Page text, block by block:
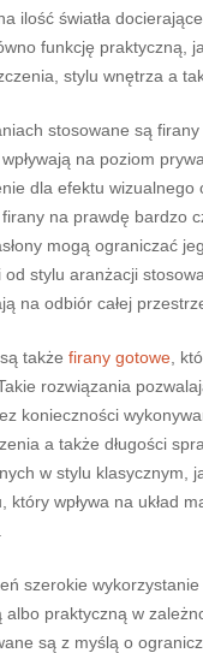
ilość światła
funkcję praktyczną,
stylu wnętrza a
stosowane są
na poziom
dla efektu wizualnego
na prawdę bardzo
mogą ograniczać
stylu aranżacji
na odbiór całej
także firany gotowe ,
rozwiązania
konieczności
a także długości
w stylu klasycznym,
wpływa na układ
szerokie
albo praktyczną w
są z myślą o